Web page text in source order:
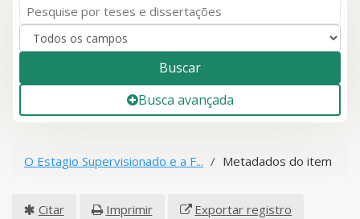
Buscar
Busca avançada
O Estagio Supervisionado e a F... Metadados do item
Citar Imprimir Exportar registro